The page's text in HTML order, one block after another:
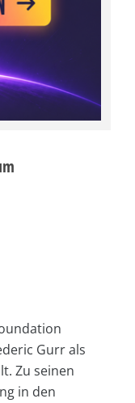
Gurr als
Zu seinen
in den